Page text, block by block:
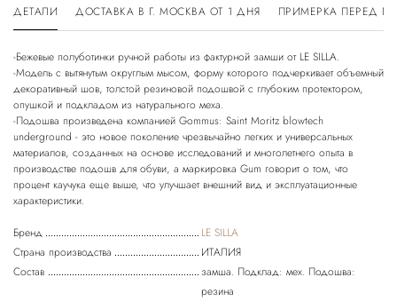
ДЕТАЛИ ДОСТАВКА В Г. МОСКВА ОТ 1 ДНЯ ПРИМЕРКА ПЕРЕД
-Бежевые полуботинки ручной работы из фактурной замши от LE SILLA.
-Модель с вытянутым округлым мысом, форму которого подчеркивает объемный
декоративный шов, толстой резиновой подошвой с глубоким протектором,
опушкой и подкладом из натурального меха.
-Подошва произведена компанией Gommus: Saint Moritz blowtech
underground - это новое поколение чрезвычайно легких и универсальных
материалов, созданных на основе исследований и многолетнего опыта в
производстве подошв для обуви, а маркировка Gum говорит о том, что
процент каучука еще выше, что улучшает внешний вид и эксплуатационные
Бренд
LE SILLA
Страна производства
ИТАЛИЯ
Состав
замша. Подклад: мех. Подошва:
резина